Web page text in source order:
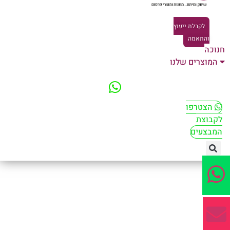
לקבלת ייעוץ
והתאמה
המוצרים שלנו
הצטרפו